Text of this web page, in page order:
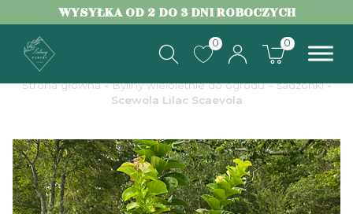
WYSYŁKA OD 2 DO 3 DNI ROBOCZYCH
0 0
Strona główna-Byliny wieloletnie do ogrodu – sadzonki-
Scewola Lilac Scaevola